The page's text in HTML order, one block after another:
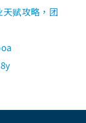
天赋攻略，团